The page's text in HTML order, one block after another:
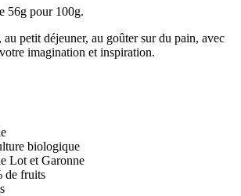
56g pour 100g.
au petit déjeuner, au goûter sur du pain, avec
imagination et inspiration.
biologique
Lot et Garonne
de fruits